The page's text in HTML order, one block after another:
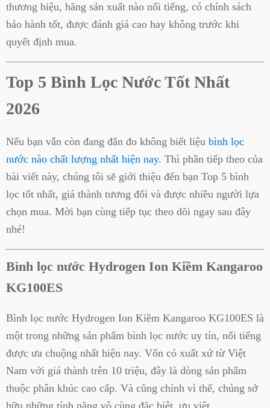
thương hiệu, hãng sản xuất nào nổi tiếng, có chính sách
bảo hành tốt, được đánh giá cao hay không trước khi
quyết định mua.
Top 5 Bình Lọc Nước Tốt Nhất
2026
Nếu bạn vẫn còn đang đắn đo không biết liệu bình lọc
nước nào chất lượng nhất hiện nay. Thì phần tiếp theo của
bài viết này, chúng tôi sẽ giới thiệu đến bạn Top 5 bình
lọc tốt nhất, giá thành tương đối và được nhiều người lựa
chọn mua. Mời bạn cùng tiếp tục theo dõi ngay sau đây
nhé!
Bình lọc nước Hydrogen Ion Kiềm Kangaroo
KG100ES
Bình lọc nước Hydrogen Ion Kiềm Kangaroo KG100ES là
một trong những sản phẩm bình lọc nước uy tín, nổi tiếng
được ưa chuộng nhất hiện nay. Vốn có xuất xứ từ Việt
Nam với giá thành trên 10 triệu, đây là dòng sản phẩm
thuộc phân khúc cao cấp. Và cũng chính vì thế, chúng sở
hữu những tính năng vô cùng đặc biệt, ưu việt.